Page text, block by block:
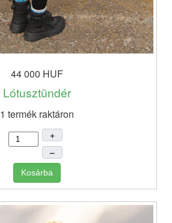
44 000 HUF
Lótusztündér
1 termék raktáron
+
–
Kosárba